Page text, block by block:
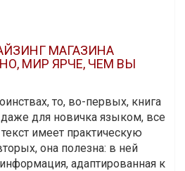
МАГАЗИНА
МИР ЯРЧЕ, ЧЕМ ВЫ
то, во-первых, книга
для новичка языком, все
имеет практическую
она полезна: в ней
адаптированная к